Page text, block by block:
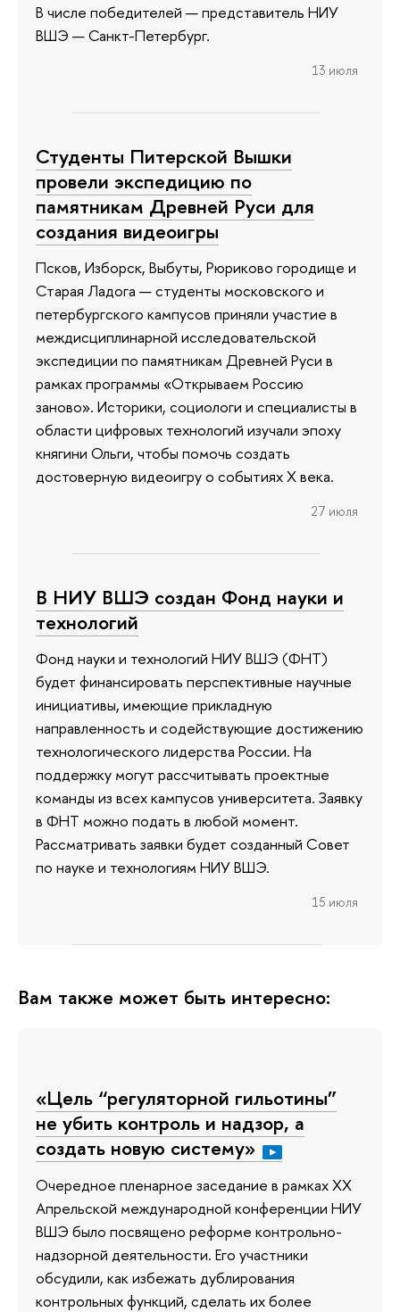
В числе победителей — представитель НИУ
ВШЭ — Санкт-Петербург.
13 июля
Студенты Питерской Вышки
провели экспедицию по
памятникам Древней Руси для
создания видеоигры
Псков, Изборск, Выбуты, Рюриково городище и
Старая Ладога — студенты московского и
петербургского кампусов приняли участие в
междисциплинарной исследовательской
экспедиции по памятникам Древней Руси в
рамках программы «Открываем Россию
заново». Историки, социологи и специалисты в
области цифровых технологий изучали эпоху
княгини Ольги, чтобы помочь создать
достоверную видеоигру о событиях X века.
27 июля
В НИУ ВШЭ создан Фонд науки и
технологий
Фонд науки и технологий НИУ ВШЭ (ФНТ)
будет финансировать перспективные научные
инициативы, имеющие прикладную
направленность и содействующие достижению
технологического лидерства России. На
поддержку могут рассчитывать проектные
команды из всех кампусов университета. Заявку
в ФНТ можно подать в любой момент.
Рассматривать заявки будет созданный Совет
по науке и технологиям НИУ ВШЭ.
15 июля
Вам также может быть интересно:
«Цель “регуляторной гильотины”
не убить контроль и надзор, а
создать новую систему»
Очередное пленарное заседание в рамках XX
Апрельской международной конференции НИУ
ВШЭ было посвящено реформе контрольно-
надзорной деятельности. Его участники
обсудили, как избежать дублирования
контрольных функций, сделать их более